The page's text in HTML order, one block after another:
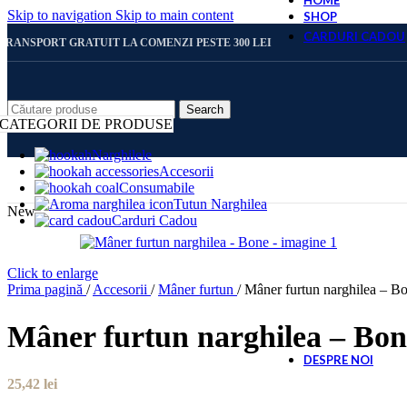
Skip to navigation Skip to main content
GRATUIT LA COMENZI PESTE 300 LEI
Search
CATEGORII DE PRODUSE
Narghilele
Accesorii
Consumabile
Tutun Narghilea
Carduri Cadou
SHOP
CARDURI CADOU
DESPRE NOI
New
Click to enlarge
Prima pagină / Accesorii / Mâner furtun / Mâner furtun narghilea –
Mâner furtun narghilea –
25,42 lei